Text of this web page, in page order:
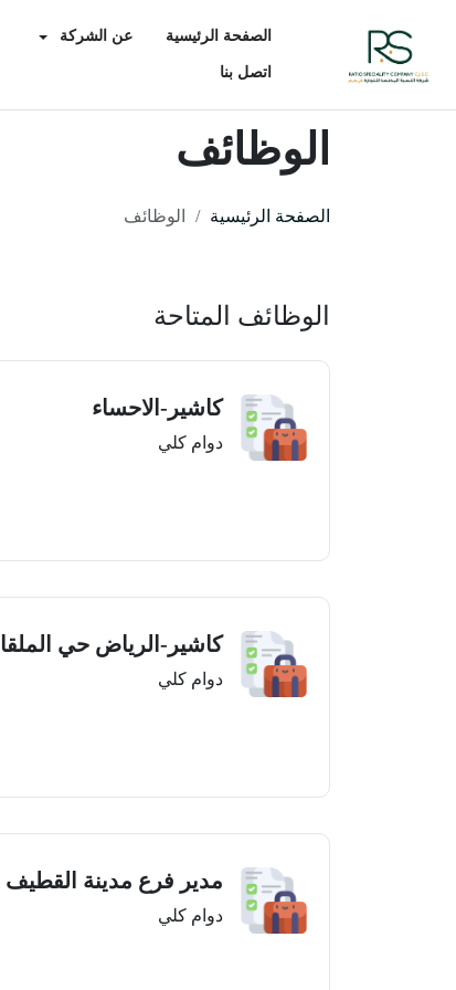
الصفحة الرئيسية عن الشركة
اتصل بنا
الوظائف
الصفحة الرئيسية الوظائف
الوظائف المتاحة
كاشير-الاحساء
دوام كلي
كاشير-الرياض حي الملقا
دوام كلي
مدير فرع مدينة القطيف
دوام كلي